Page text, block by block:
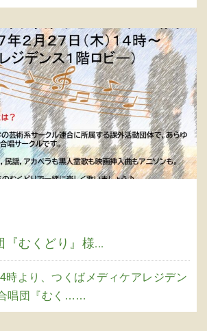
『むくどり』様...
時より、つくばメディケアレジデン
唱団『むく……